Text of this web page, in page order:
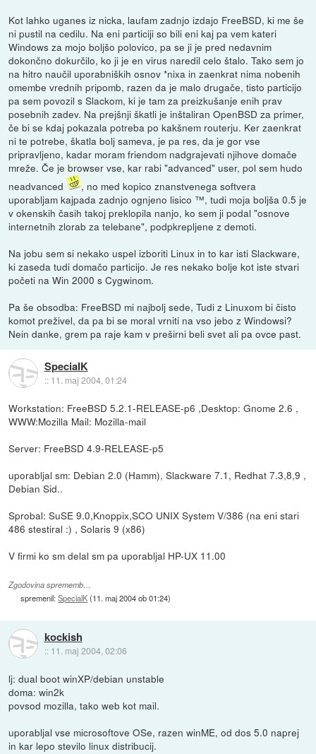
Kot lahko uganes iz nicka, laufam zadnjo izdajo FreeBSD, ki me še
ni pustil na cedilu. Na eni particiji so bili eni kaj pa vem kateri
Windows za mojo boljšo polovico, pa se ji je pred nedavnim
dokončno dokurčilo, ko ji je en virus naredil celo štalo. Tako sem jo
na hitro naučil uporabniških osnov *nixa in zaenkrat nima nobenih
omembe vrednih pripomb, razen da je malo drugače, tisto particijo
pa sem povozil s Slackom, ki je tam za preizkušanje enih prav
posebnih zadev. Na prejšnji škatli je inštaliran OpenBSD za primer,
če bi se kdaj pokazala potreba po kakšnem routerju. Ker zaenkrat
ni te potrebe, škatla bolj sameva, je pa res, da je gor vse
pripravljeno, kadar moram friendom nadgrajevati njihove domače
mreže. Če je browser vse, kar rabi "advanced" user, pol sem hudo
neadvanced
, no med kopico znanstvenega softvera
uporabljam kajpada zadnjo ognjeno lisico ™, tudi moja boljša 0.5 je
v okenskih časih takoj preklopila nanjo, ko sem ji podal "osnove
internetnih zlorab za telebane", podpkrepljene z demoti.
Na jobu sem si nekako uspel izboriti Linux in to kar isti Slackware,
ki zaseda tudi domačo particijo. Je res nekako bolje kot iste stvari
početi na Win 2000 s Cygwinom.
Pa še obsodba: FreeBSD mi najbolj sede, Tudi z Linuxom bi čisto
komot preživel, da pa bi se moral vrniti na vso jebo z Windowsi?
Nein danke, grem pa raje kam v preširni beli svet ali pa ovce past.
SpecialK
:: 11. maj 2004, 01:24
Workstation: FreeBSD 5.2.1-RELEASE-p6 ,Desktop: Gnome 2.6 ,
WWW:Mozilla Mail: Mozilla-mail
Server: FreeBSD 4.9-RELEASE-p5
uporabljal sm: Debian 2.0 (Hamm), Slackware 7.1, Redhat 7.3,8,9 ,
Debian Sid..
Sprobal: SuSE 9.0,Knoppix,SCO UNIX System V/386 (na eni stari
486 stestiral :) , Solaris 9 (x86)
V firmi ko sm delal sm pa uporabljal HP-UX 11.00
Zgodovina sprememb…
spremenil:SpecialK(11. maj 2004 ob 01:24)
kockish
:: 11. maj 2004, 02:06
lj: dual boot winXP/debian unstable
doma: win2k
povsod mozilla, tako web kot mail.
uporabljal vse microsoftove OSe, razen winME, od dos 5.0 naprej
in kar lepo stevilo linux distribucij.